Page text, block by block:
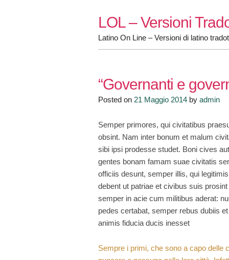
LOL – Versioni
Latino On Line – Versioni di latino
“Governanti e
Posted on 21 Maggio 2014 by admin
Semper primores, qui civitatibus
obsint. Nam inter bonum et malum
sibi ipsi prodesse studet. Boni cives
gentes bonam famam suae civitatis
officiis desunt, semper illis, qui
debent ut patriae et civibus suis
semper in acie cum militibus aderat:
pedes certabat, semper rebus dubiis
animis fiducia ducis inesset
Sempre i primi, che sono a capo delle